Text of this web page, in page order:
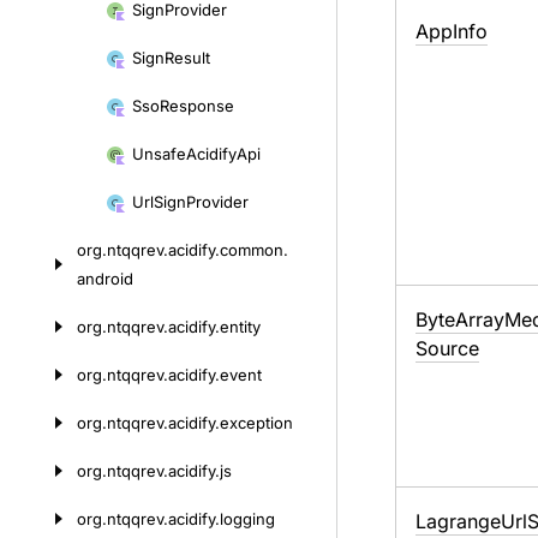
SignProvider
SignResult
SsoResponse
UnsafeAcidifyApi
UrlSignProvider
org.ntqqrev.acidify.common.
android
org.ntqqrev.acidify.entity
org.ntqqrev.acidify.event
org.ntqqrev.acidify.exception
org.ntqqrev.acidify.js
org.ntqqrev.acidify.logging
AppInfo
ByteArray
Source
LagrangeUrl